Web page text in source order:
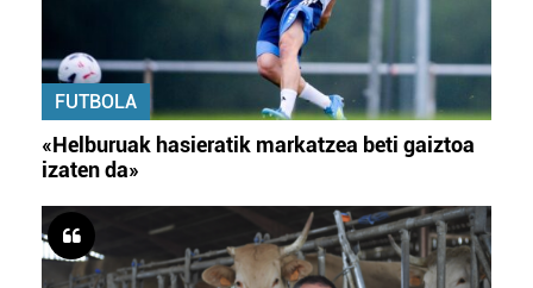
FUTBOLA
«Helburuak hasieratik markatzea beti gaiztoa
izaten da»